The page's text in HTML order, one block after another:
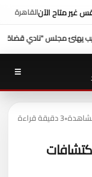
غير متاح الآنالقاهرة
أموال التأمينات: بطرس
☰
•3 دقيقة قراءة